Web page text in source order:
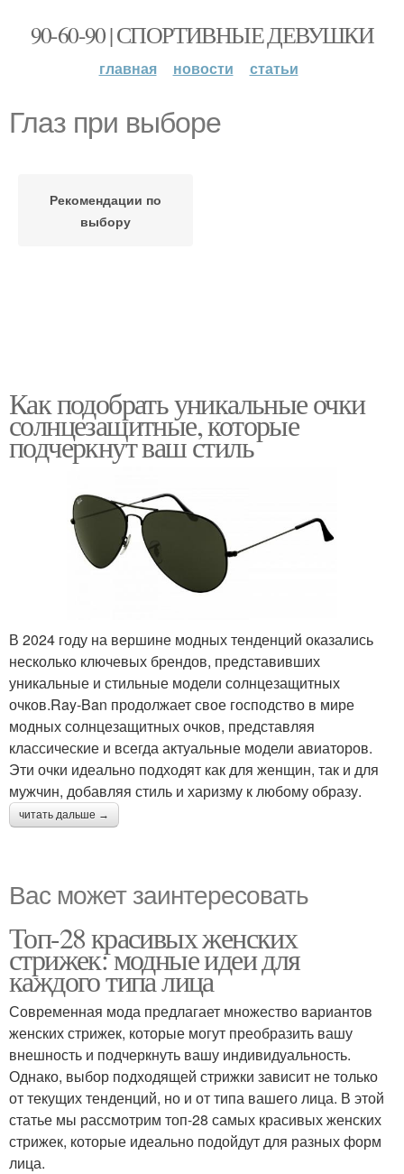
90-60-90 | СПОРТИВНЫЕ ДЕВУШКИ
главная новости статьи
Глаз при выборе
Рекомендации по
выбору
Как подобрать уникальные очки
солнцезащитные, которые
подчеркнут ваш стиль
В 2024 году на вершине модных тенденций оказались
несколько ключевых брендов, представивших
уникальные и стильные модели солнцезащитных
очков.Ray-Ban продолжает свое господство в мире
модных солнцезащитных очков, представляя
классические и всегда актуальные модели авиаторов.
Эти очки идеально подходят как для женщин, так и для
мужчин, добавляя стиль и харизму к любому образу.
читать дальше →
Вас может заинтересовать
Топ-28 красивых женских
стрижек: модные идеи для
каждого типа лица
Современная мода предлагает множество вариантов
женских стрижек, которые могут преобразить вашу
внешность и подчеркнуть вашу индивидуальность.
Однако, выбор подходящей стрижки зависит не только
от текущих тенденций, но и от типа вашего лица. В этой
статье мы рассмотрим топ-28 самых красивых женских
стрижек, которые идеально подойдут для разных форм
лица.